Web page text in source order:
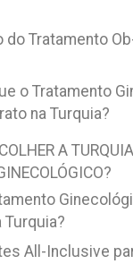
do Tratamento
o Tratamento
na Turquia?
A
Turquia?
All-Inclusive